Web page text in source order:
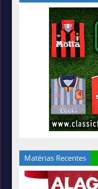
Matérias Recentes